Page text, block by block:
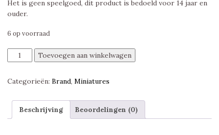
Het is geen speelgoed, dit product is bedoeld voor 14 jaar en
ouder.
6 op voorraad
Eater
of
Monster
Revisited,
D&D
Toevoegen aan winkelwagen
Categorieën: Brand, Miniatures
Beschrijving Beoordelingen (0)